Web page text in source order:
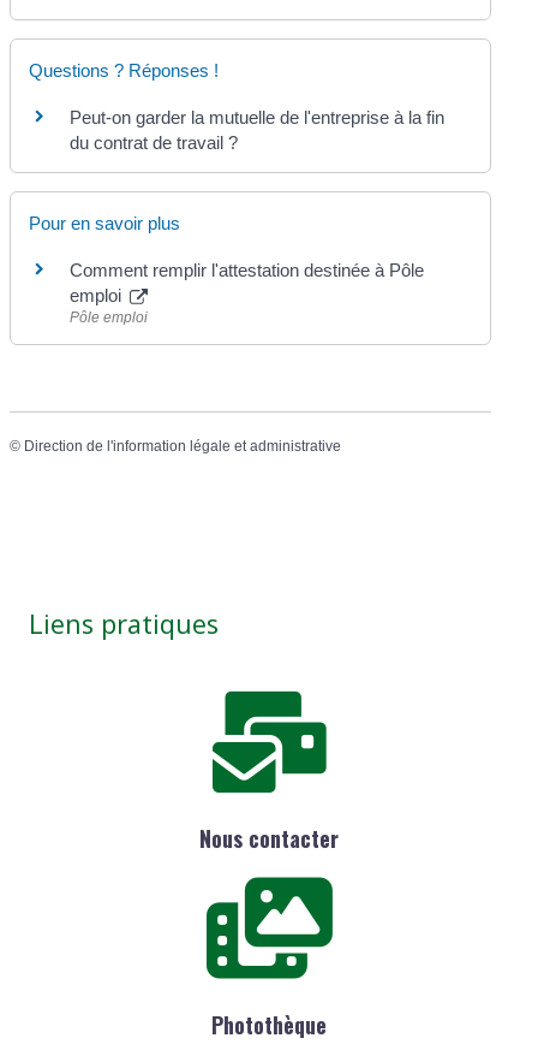
Questions ? Réponses !
Peut-on garder la mutuelle de l'entreprise à la fin
du contrat de travail ?
Pour en savoir plus
Comment remplir l'attestation destinée à Pôle
emploi
Pôle emploi
© Direction de l'information légale et administrative
Liens pratiques
Nous contacter
Photothèque